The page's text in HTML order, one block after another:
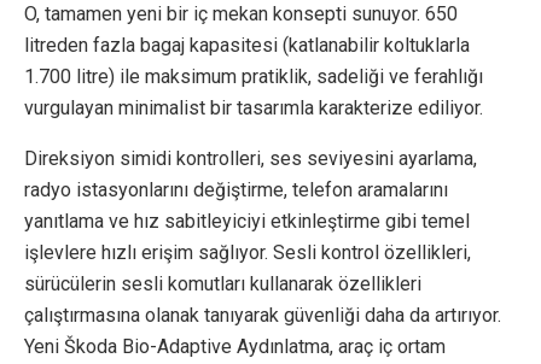
O, tamamen yeni bir iç mekan konsepti sunuyor. 650
litreden fazla bagaj kapasitesi (katlanabilir koltuklarla
1.700 litre) ile maksimum pratiklik, sadeliği ve ferahlığı
vurgulayan minimalist bir tasarımla karakterize ediliyor.
Direksiyon simidi kontrolleri, ses seviyesini ayarlama,
radyo istasyonlarını değiştirme, telefon aramalarını
yanıtlama ve hız sabitleyiciyi etkinleştirme gibi temel
işlevlere hızlı erişim sağlıyor. Sesli kontrol özellikleri,
sürücülerin sesli komutları kullanarak özellikleri
çalıştırmasına olanak tanıyarak güvenliği daha da artırıyor.
Yeni Škoda Bio-Adaptive Aydınlatma, araç iç ortam